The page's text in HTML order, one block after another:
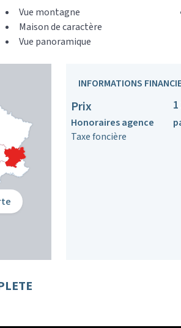
Vue montagne
Maison de caractère
Vue panoramique
INFORMATIONS
Prix
Honoraires agence
Taxe foncière